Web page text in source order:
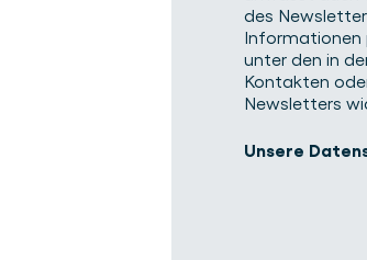
des
Informationen
unter den in
Kontakten
Newsletters
Unsere